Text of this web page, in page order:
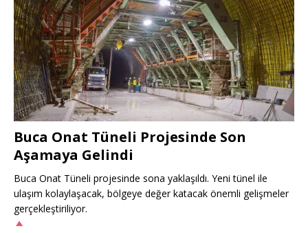
Buca Onat Tüneli Projesinde Son
Aşamaya Gelindi
Buca Onat Tüneli projesinde sona yaklaşıldı. Yeni tünel ile
ulaşım kolaylaşacak, bölgeye değer katacak önemli gelişmeler
gerçekleştiriliyor.